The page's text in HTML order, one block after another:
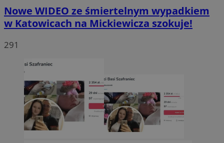
Nowe WIDEO ze śmiertelnym wypadkiem
w Katowicach na Mickiewicza szokuje!
291